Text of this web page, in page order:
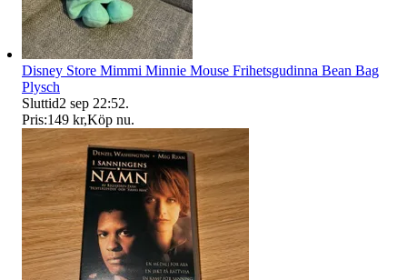
Disney Store Mimmi Minnie Mouse Frihetsgudinna Bean Bag
Plysch
Sluttid2 sep 22:52.
Pris:149 kr,Köp nu.